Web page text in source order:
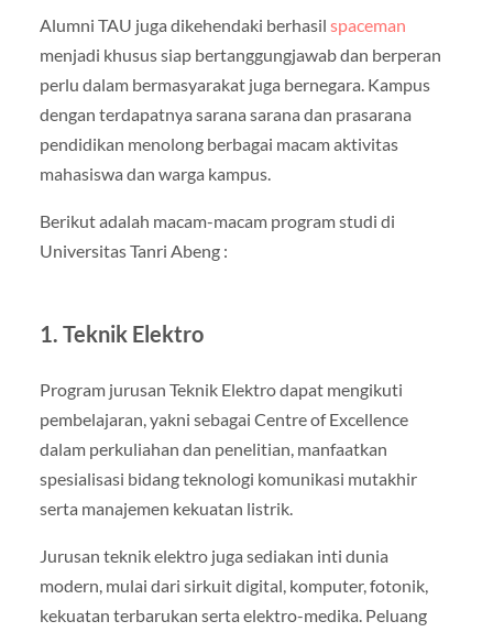
Alumni TAU juga dikehendaki berhasil spaceman
menjadi khusus siap bertanggungjawab dan berperan
perlu dalam bermasyarakat juga bernegara. Kampus
dengan terdapatnya sarana sarana dan prasarana
pendidikan menolong berbagai macam aktivitas
mahasiswa dan warga kampus.
Berikut adalah macam-macam program studi di
Universitas Tanri Abeng :
1. Teknik Elektro
Program jurusan Teknik Elektro dapat mengikuti
pembelajaran, yakni sebagai Centre of Excellence
dalam perkuliahan dan penelitian, manfaatkan
spesialisasi bidang teknologi komunikasi mutakhir
serta manajemen kekuatan listrik.
Jurusan teknik elektro juga sediakan inti dunia
modern, mulai dari sirkuit digital, komputer, fotonik,
kekuatan terbarukan serta elektro-medika. Peluang